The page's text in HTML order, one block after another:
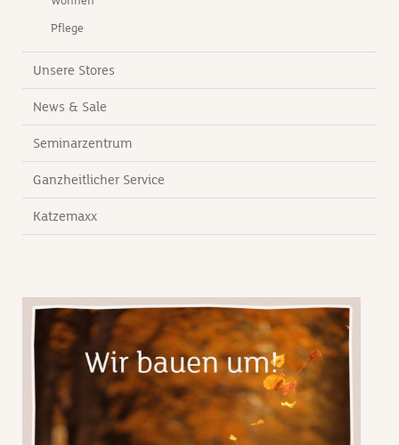
Pflege
Unsere Stores
News & Sale
Seminarzentrum
Ganzheitlicher Service
Katzemaxx